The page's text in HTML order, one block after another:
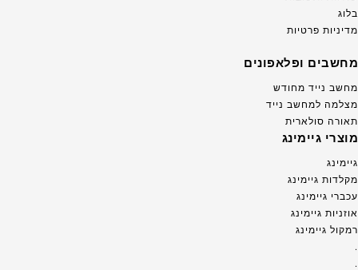
בלוג
מדיניות פרטיות
מחשבים ופלאפונים
מחשב נייד מחודש
מצלמה למחשב נייד
תאורה סולארית
מוצרי גיימינג
גיימינג
מקלדות גיימינג
עכברי גיימינג
אוזניות גיימינג
רמקול גיימינג
.
.